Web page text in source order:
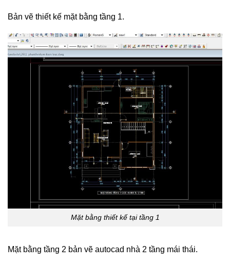
Bản vẽ thiết kế mặt bằng tầng 1.
Mặt bằng thiết kế tại tầng 1
Mặt bằng tầng 2 bản vẽ autocad nhà 2 tầng mái thái.